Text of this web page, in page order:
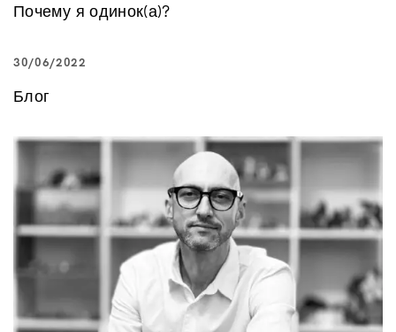
Почему я одинок(а)?
30/06/2022
Блог